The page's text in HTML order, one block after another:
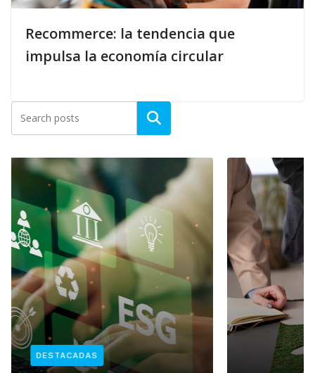
Recommerce: la tendencia que
impulsa la economía circular
DESTACADAS